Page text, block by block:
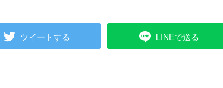
ツイートする LINEで送る